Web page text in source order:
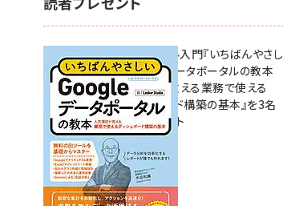
無料BIツール入門『いちばんやさし
いGoogleデータポータルの教本
人気講師が教える業務で使える
ダッシュボード構築の基本』を3名
様にプレゼント
7月31日 10:00